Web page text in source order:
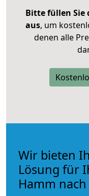
Bitte füllen Sie
aus, um
denen alle
Wir bieten
Lösung für
Hamm